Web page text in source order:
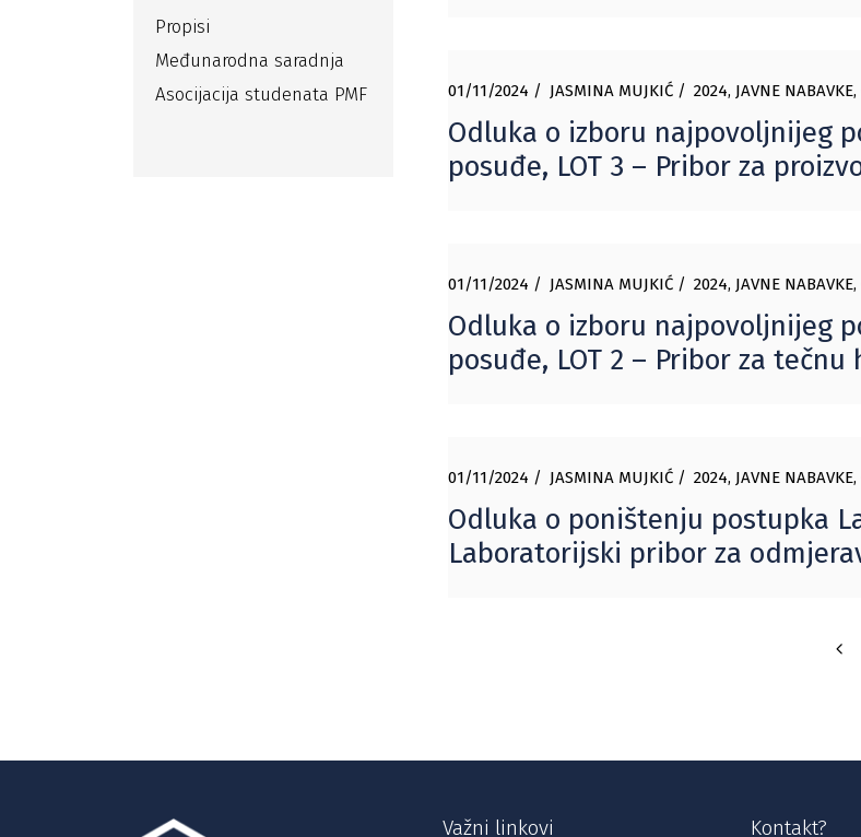
01/11/2024 JASMINA MUJKIĆ 2024, JAVNE NABAVKE,
Odluka o izboru najpovoljnijeg
posuđe, LOT 3 – Pribor za
01/11/2024 JASMINA MUJKIĆ 2024, JAVNE NABAVKE,
Odluka o izboru najpovoljnijeg
posuđe, LOT 2 – Pribor za
01/11/2024 JASMINA MUJKIĆ 2024, JAVNE NABAVKE,
Odluka o poništenju postupka
Laboratorijski pribor za
Propisi
Međunarodna saradnja
Asocijacija studenata PMF
Važni linkovi Kontakt?